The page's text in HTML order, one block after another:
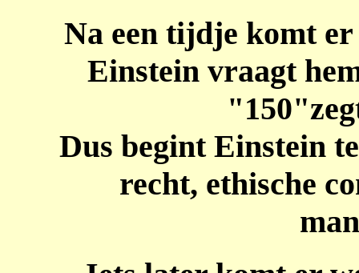
Na een tijdje komt er
Einstein vraagt
Dus begint Einstein
recht, ethische